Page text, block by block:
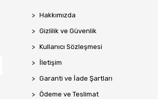
Hakkımızda
Gizlilik ve Güvenlik
Kullanıcı Sözleşmesi
İletişim
Garanti ve İade Şartları
Ödeme ve Teslimat